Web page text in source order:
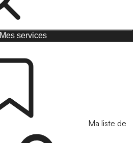
Mes services
Ma liste de